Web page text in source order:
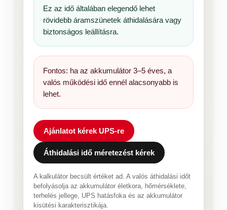
Ez az idő általában elegendő lehet
rövidebb áramszünetek áthidalására vagy
biztonságos leállításra.
Fontos: ha az akkumulátor 3–5 éves, a
valós működési idő ennél alacsonyabb is
lehet.
Ajánlatot kérek UPS-re
Áthidalási idő méretezést kérek
A kalkulátor becsült értéket ad. A valós áthidalási időt
befolyásolja az akkumulátor életkora, hőmérséklete,
terhelés jellege, UPS hatásfoka és az akkumulátor
kisütési karakterisztikája.